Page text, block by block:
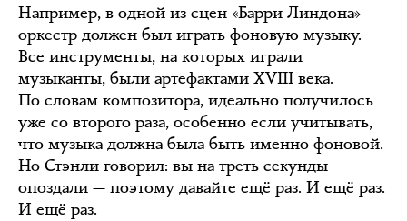
Например, в одной из сцен «Барри Линдона»
оркестр должен был играть фоновую музыку.
Все инструменты, на которых играли
музыканты, были артефактами XVIII века.
По словам композитора, идеально получилось
уже со второго раза, особенно если учитывать,
что музыка должна была быть именно фоновой.
Но Стэнли говорил: вы на треть секунды
опоздали — поэтому давайте ещё раз. И ещё раз.
И ещё раз.